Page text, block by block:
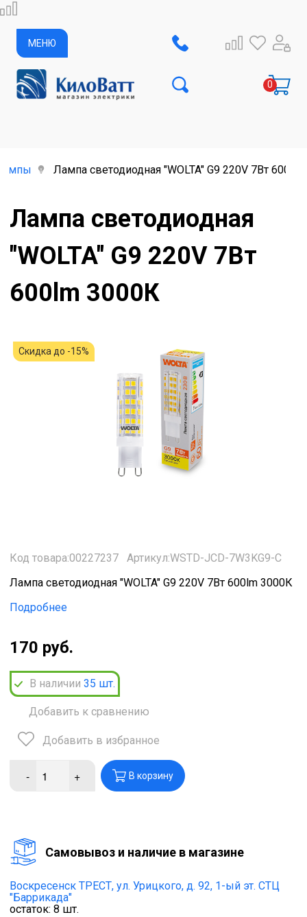
МЕНЮ
Лампа светодиодная "WOLTA" G9 220V 7Вт 600lm
Лампа светодиодная
"WOLTA" G9 220V 7Вт
600lm 3000К
Скидка до -15%
Код товара:00227237
Артикул:WSTD-JCD-7W3KG9-C
Лампа светодиодная "WOLTA" G9 220V 7Вт 600lm 3000К
Подробнее
170 руб.
В наличии 35 шт.
Добавить к сравнению
Добавить в избранное
- + В корзину
Cамовывоз и наличие в магазине
Воскресенск ТРЕСТ, ул. Урицкого, д. 92, 1-ый эт. СТЦ
"Баррикада"
остаток: 8 шт.